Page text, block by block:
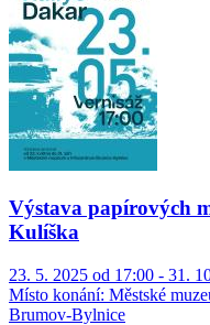
Výstava papírových
Kulíška
23. 5. 2025 od 17:00 - 31.
Místo konání: Městské
Brumov-Bylnice